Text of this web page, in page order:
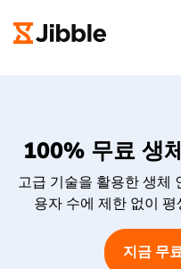
100% 무료 생
고급 기술을 활용한 생체
용자 수에 제한 없이
지금 무